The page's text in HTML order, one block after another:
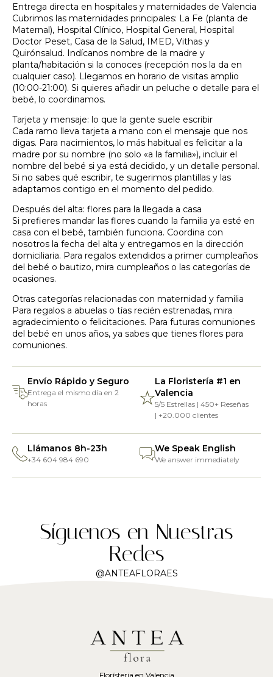
Entrega directa en hospitales y maternidades de Valencia
Cubrimos las maternidades principales: La Fe (planta de
Maternal), Hospital Clínico, Hospital General, Hospital
Doctor Peset, Casa de la Salud, IMED, Vithas y
Quirónsalud. Indícanos nombre de la madre y
planta/habitación si la conoces (recepción nos la da en
cualquier caso). Llegamos en horario de visitas amplio
(10:00-21:00). Si quieres añadir un peluche o detalle para el
bebé, lo coordinamos.
Tarjeta y mensaje: lo que la gente suele escribir
Cada ramo lleva tarjeta a mano con el mensaje que nos
digas. Para nacimientos, lo más habitual es felicitar a la
madre por su nombre (no solo «a la familia»), incluir el
nombre del bebé si ya está decidido, y un detalle personal.
Si no sabes qué escribir, te sugerimos plantillas y las
adaptamos contigo en el momento del pedido.
Después del alta: flores para la llegada a casa
Si prefieres mandar las flores cuando la familia ya esté en
casa con el bebé, también funciona. Coordina con
nosotros la fecha del alta y entregamos en la dirección
domiciliaria. Para regalos extendidos a primer cumpleaños
del bebé o bautizo, mira cumpleaños o las categorías de
ocasiones.
Otras categorías relacionadas con maternidad y familia
Para regalos a abuelas o tías recién estrenadas, mira
agradecimiento o felicitaciones. Para futuras comuniones
del bebé en unos años, ya sabes que tienes flores para
comuniones.
Envío Rápido y Seguro
Entrega el mismo día en 2
horas
La Floristería #1 en
Valencia
5/5 Estrellas | 450+ Reseñas
| +20.000 clientes
Llámanos 8h-23h
+34 604 984 690
We Speak English
We answer immediately
Síguenos en Nuestras
Redes
@ANTEAFLORAES
Florísteria en Valencia